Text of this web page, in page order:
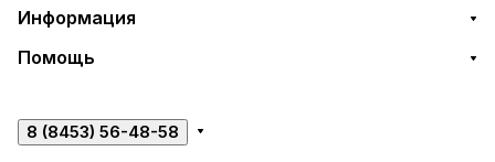
Информация
Помощь
8 (8453) 56-48-58